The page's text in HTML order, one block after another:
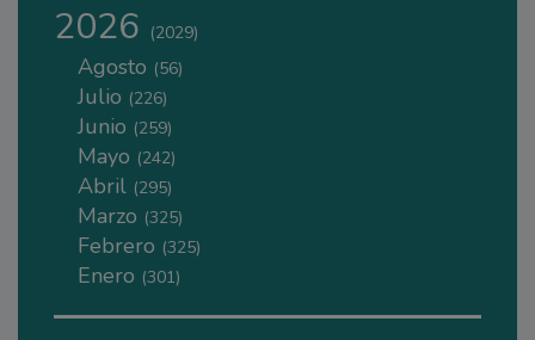
2026 (2029)
Agosto (56)
Julio (226)
Junio (259)
Mayo (242)
Abril (295)
Marzo (325)
Febrero (325)
Enero (301)